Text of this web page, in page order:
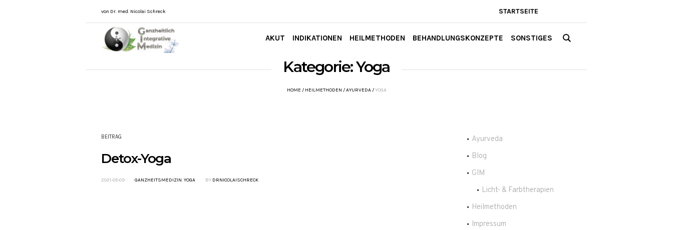
STARTSEITE
von Dr. med. Nicolai Schreck
AKUT INDIKATIONEN HEILMETHODEN BEHANDLUNGSKONZEPTE SONSTIGES
Kategorie:Yoga
HOME / HEILMETHODEN /AYURVEDA /YOGA
BEITRAG
Detox-Yoga
2021-05-09 GANZHEITSMEDIZIN,YOGA BY DRNICOLAISCHRECK
Ayurveda
Blog
GIM
Licht- & Farbtherapien
Heilmethoden
Impressum